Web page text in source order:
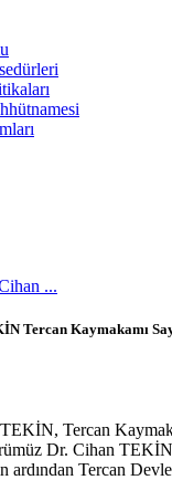
...
Tercan Kaymakamı
Tercan
Dr. Cihan
ardından Tercan